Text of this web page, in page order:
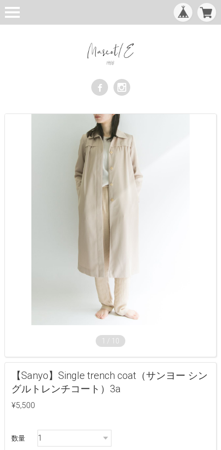
1 / 10
【Sanyo】Single trench coat（サンヨー シン
グルトレンチコート）3a
¥5,500
数量